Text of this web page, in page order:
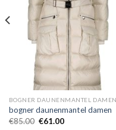
BOGNER DAUNENMANTEL DAMEN
bogner daunenmantel damen
€85.00 €61.00